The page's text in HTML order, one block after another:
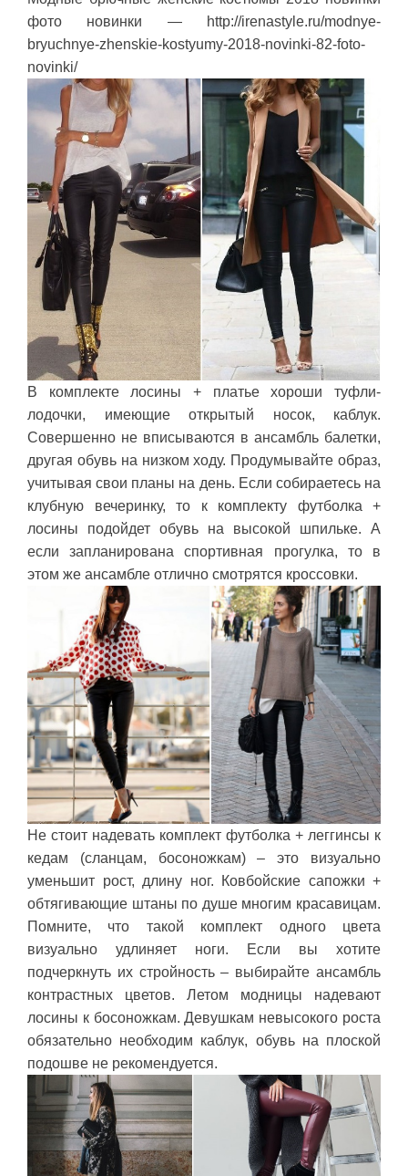
фото новинки — http://irenastyle.ru/modnye-
bryuchnye-zhenskie-kostyumy-2018-novinki-82-foto-
novinki/
В комплекте лосины + платье хороши туфли-
лодочки, имеющие открытый носок, каблук.
Совершенно не вписываются в ансамбль балетки,
другая обувь на низком ходу. Продумывайте образ,
учитывая свои планы на день. Если собираетесь на
клубную вечеринку, то к комплекту футболка +
лосины подойдет обувь на высокой шпильке. А
если запланирована спортивная прогулка, то в
этом же ансамбле отлично смотрятся кроссовки.
Не стоит надевать комплект футболка + леггинсы к
кедам (сланцам, босоножкам) – это визуально
уменьшит рост, длину ног. Ковбойские сапожки +
обтягивающие штаны по душе многим красавицам.
Помните, что такой комплект одного цвета
визуально удлиняет ноги. Если вы хотите
подчеркнуть их стройность – выбирайте ансамбль
контрастных цветов. Летом модницы надевают
лосины к босоножкам. Девушкам невысокого роста
обязательно необходим каблук, обувь на плоской
подошве не рекомендуется.